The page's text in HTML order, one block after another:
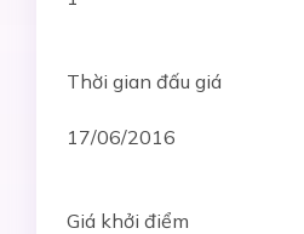
Thời gian đấu giá
17/06/2016
Giá khởi điểm